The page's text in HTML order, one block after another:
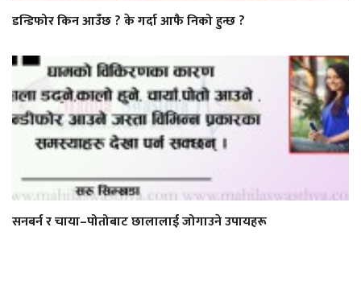
डन्डिफोर किन आउँछ ? के गर्दा आफै निको हुन्छ ?
सनबर्न र चाया–पोतोबाट छालालाई जोगाउने उपायहरू